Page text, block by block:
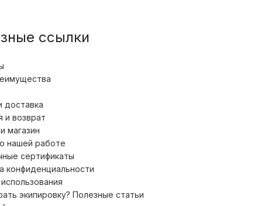
ссылки
доставка
и возврат
магазин
нашей работе
сертификаты
конфиденциальности
экипировку? Полезные статьи